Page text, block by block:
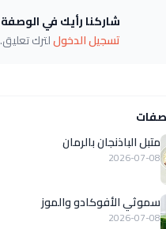
شاركنا رأيك في الوصفة
تسجيل الدخوللترك تعليق.
متبل الباذنجان بالرمان
2026-07-08
سموثي الأفوكادو والموز
2026-07-08